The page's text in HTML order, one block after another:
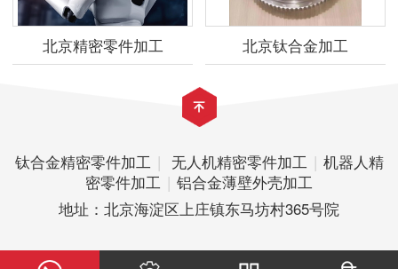
北京精密零件加工 北京钛合金加工
钛合金精密零件加工 | 无人机精密零件加工 | 机器人精
密零件加工 | 铝合金薄壁外壳加工
地址：北京海淀区上庄镇东马坊村365号院